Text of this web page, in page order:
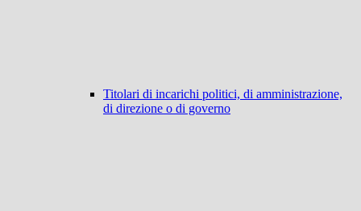
Titolari di incarichi politici, di amministrazione,
di direzione o di governo